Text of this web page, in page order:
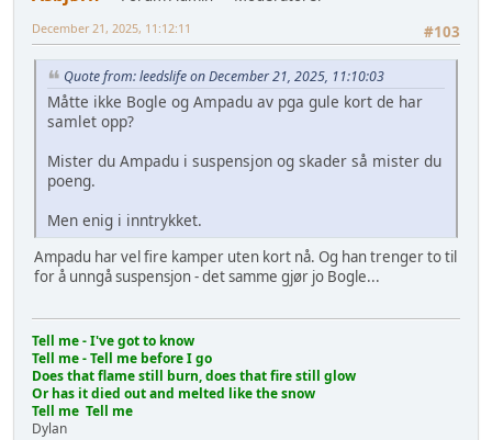
#103
December 21, 2025, 11:12:11
Quote from: leedslife on December 21, 2025, 11:10:03
Måtte ikke Bogle og Ampadu av pga gule kort de har
samlet opp?
Mister du Ampadu i suspensjon og skader så mister du
poeng.
Men enig i inntrykket.
Ampadu har vel fire kamper uten kort nå. Og han trenger to til
for å unngå suspensjon - det samme gjør jo Bogle...
Tell me - I've got to know
Tell me - Tell me before I go
Does that flame still burn, does that fire still glow
Or has it died out and melted like the snow
Tell me Tell me
Dylan